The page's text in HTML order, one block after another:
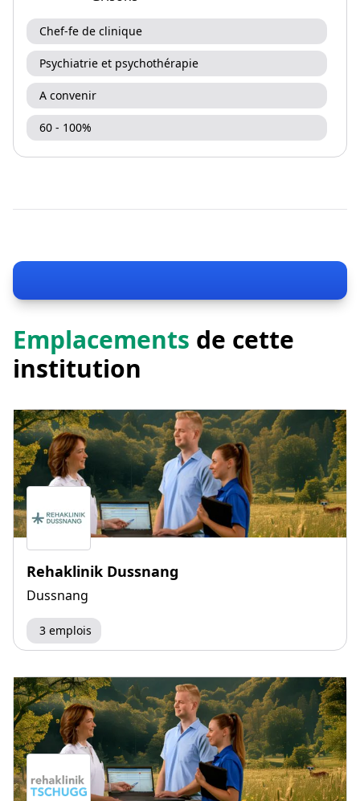
Chef-fe de clinique
Psychiatrie et psychothérapie
A convenir
60 - 100%
Emplacements de cette
institution
Rehaklinik Dussnang
Dussnang
3 emplois